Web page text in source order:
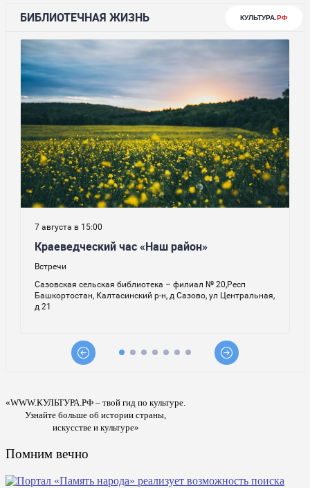
«WWW.КУЛЬТУРА.РФ – твой гид по культуре.
Узнайте больше об истории страны,
искусстве и культуре»
Помним вечно